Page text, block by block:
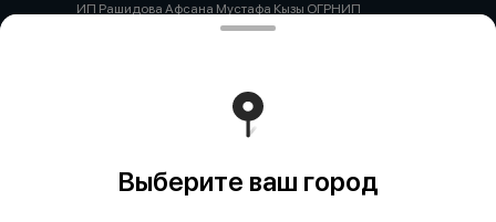
ИП Рашидова Афсана Мустафа Кызы ОГРНИП
322784700051126 ИНН 781719784300 Российская
Работает на эффективном ядре
Выберите ваш город